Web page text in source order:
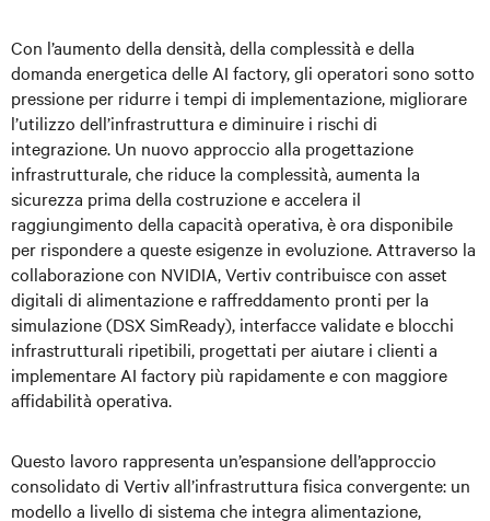
Con l’aumento della densità, della complessità e della
domanda energetica delle AI factory, gli operatori sono sotto
pressione per ridurre i tempi di implementazione, migliorare
l’utilizzo dell’infrastruttura e diminuire i rischi di
integrazione. Un nuovo approccio alla progettazione
infrastrutturale, che riduce la complessità, aumenta la
sicurezza prima della costruzione e accelera il
raggiungimento della capacità operativa, è ora disponibile
per rispondere a queste esigenze in evoluzione. Attraverso la
collaborazione con NVIDIA, Vertiv contribuisce con asset
digitali di alimentazione e raffreddamento pronti per la
simulazione (DSX SimReady), interfacce validate e blocchi
infrastrutturali ripetibili, progettati per aiutare i clienti a
implementare AI factory più rapidamente e con maggiore
affidabilità operativa.
Questo lavoro rappresenta un’espansione dell’approccio
consolidato di Vertiv all’infrastruttura fisica convergente: un
modello a livello di sistema che integra alimentazione,